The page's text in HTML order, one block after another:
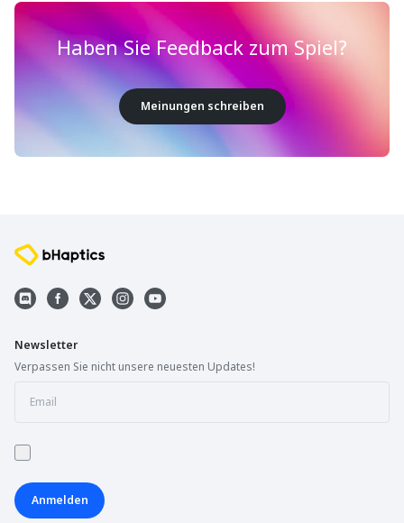
Haben Sie Feedback zum Spiel?
Meinungen schreiben
Newsletter
Verpassen Sie nicht unsere neuesten Updates!
Anmelden